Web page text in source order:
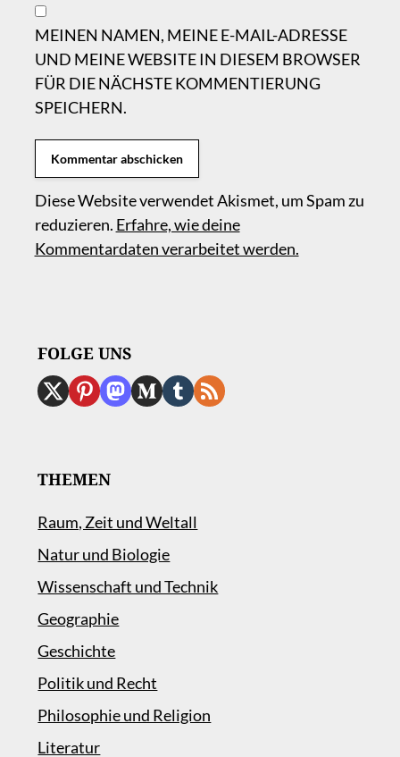
MEINEN NAMEN, MEINE E-MAIL-ADRESSE
UND MEINE WEBSITE IN DIESEM BROWSER
FÜR DIE NÄCHSTE KOMMENTIERUNG
SPEICHERN.
Diese Website verwendet Akismet, um Spam zu
reduzieren. Erfahre, wie deine
Kommentardaten verarbeitet werden.
FOLGE UNS
THEMEN
Raum, Zeit und Weltall
Natur und Biologie
Wissenschaft und Technik
Geographie
Geschichte
Politik und Recht
Philosophie und Religion
Literatur